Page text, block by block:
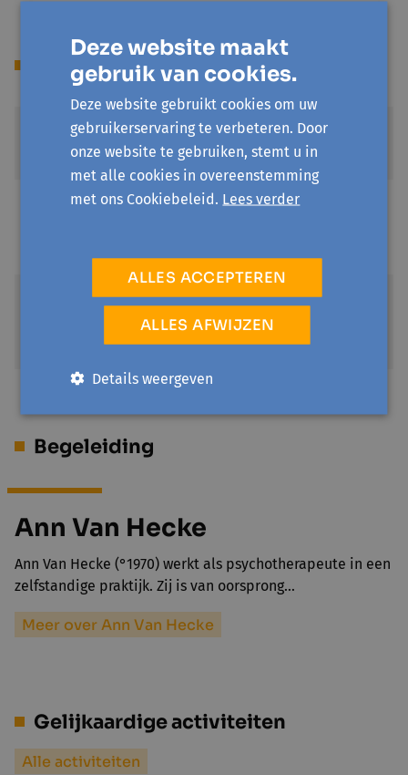
Prijs
Standaardtarief
Kortingstarief (-50%)
Kansentarief (-80%)
Leefloon of verhoogde tegemoetkoming
Begeleiding
Ann Van Hecke
Ann Van Hecke (°1970) werkt als psychotherapeute in een
zelfstandige praktijk. Zij is van oorsprong…
Meer over Ann Van Hecke
Gelijkaardige activiteiten
Alle activiteiten
Deze website maakt
gebruik van cookies.
Deze website gebruikt cookies om uw
gebruikerservaring te verbeteren. Door
onze website te gebruiken, stemt u in
met alle cookies in overeenstemming
met ons Cookiebeleid. Lees verder
ALLES ACCEPTEREN
ALLES AFWIJZEN
Details weergeven